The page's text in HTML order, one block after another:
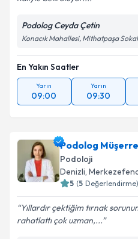
Podolog Ceyda Çetin
Konacık Mahallesi, Mithatpaşa
En Yakın Saatler
Yarın
09:00
Yarın
09:30
Podolog
Podoloji
Denizli,
5 (5 Değerlendirme)
Yıllardır çektiğim tırnak
rahatlattı çok uzman,...